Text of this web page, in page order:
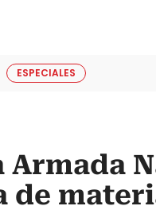
ESPECIALES
Armada
de